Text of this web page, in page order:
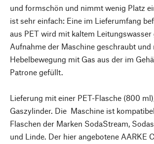
und formschön und nimmt wenig Platz
ist sehr einfach: Eine im Lieferumfang
aus PET wird mit kaltem Leitungswasser
Aufnahme der Maschine geschraubt und
Hebelbewegung mit Gas aus der im
Patrone gefüllt.
Lieferung mit einer PET-Flasche (800
Gaszylinder. Die Maschine ist
Flaschen der Marken SodaStream,
und Linde. Der hier angebotene AARKE